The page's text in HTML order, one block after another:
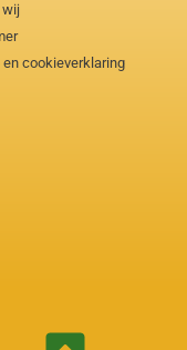
wij
en cookieverklaring